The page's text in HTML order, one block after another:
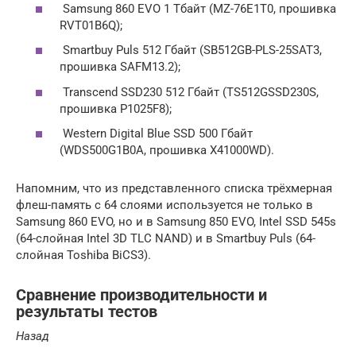
Samsung 860 EVO 1 Тбайт (MZ-76E1T0, прошивка
RVT01B6Q);
Smartbuy Puls 512 Гбайт (SB512GB-PLS-25SAT3,
прошивка SAFM13.2);
Transcend SSD230 512 Гбайт (TS512GSSD230S,
прошивка P1025F8);
Western Digital Blue SSD 500 Гбайт
(WDS500G1B0A, прошивка X41000WD).
Напомним, что из представленного списка трёхмерная
флеш-память с 64 слоями используется не только в
Samsung 860 EVO, но и в Samsung 850 EVO, Intel SSD 545s
(64-слойная Intel 3D TLC NAND) и в Smartbuy Puls (64-
слойная Toshiba BiCS3).
Сравнение производительности и
результаты тестов
Назад